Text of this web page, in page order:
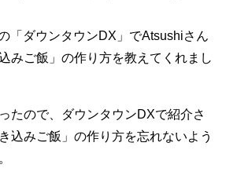
「ダウンタウンDX」でAtsushiさん
みご飯」の作り方を教えてくれまし
たので、ダウンタウンDXで紹介さ
込みご飯」の作り方を忘れないよう